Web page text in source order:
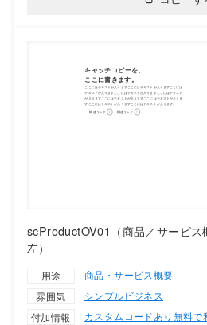
scProductOV01（商品／サービス
左）
用途
商品・サービス概要
雰囲気
シンプルビジネス
付加情報
カスタムコードあり 無料で